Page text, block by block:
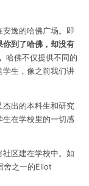
逸的哈佛广场。即
你到了哈佛，却没有
哈佛不仅提供不同的
学生，像之前我们讲
杰出的本科生和研究
生在学校里的一切感
区建在学校中。如
舍之一的Eliot